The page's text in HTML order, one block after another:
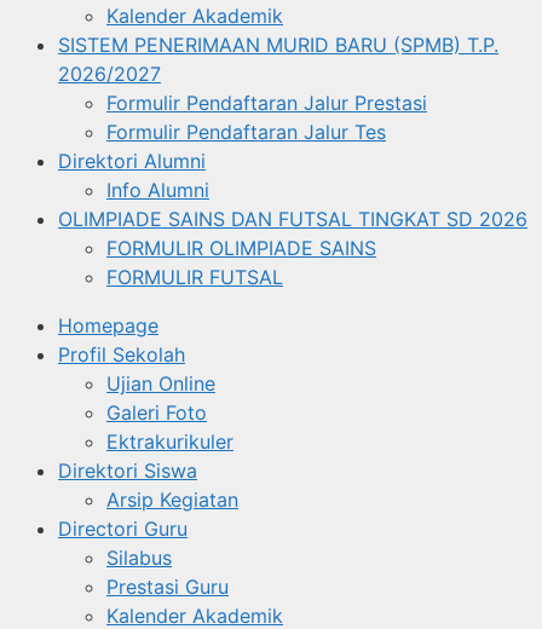
Kalender Akademik
SISTEM PENERIMAAN MURID BARU (SPMB) T.P.
2026/2027
Formulir Pendaftaran Jalur Prestasi
Formulir Pendaftaran Jalur Tes
Direktori Alumni
Info Alumni
OLIMPIADE SAINS DAN FUTSAL TINGKAT SD 2026
FORMULIR OLIMPIADE SAINS
FORMULIR FUTSAL
Homepage
Profil Sekolah
Ujian Online
Galeri Foto
Ektrakurikuler
Direktori Siswa
Arsip Kegiatan
Directori Guru
Silabus
Prestasi Guru
Kalender Akademik